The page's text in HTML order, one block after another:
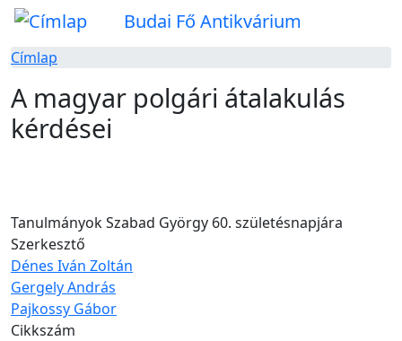
Budai Fő Antikvárium
Címlap
A magyar polgári átalakulás
kérdései
Hozzáfűzések
Tanulmányok Szabad György 60. születésnapjára
Szerkesztő
Dénes Iván Zoltán
Gergely András
Pajkossy Gábor
Cikkszám